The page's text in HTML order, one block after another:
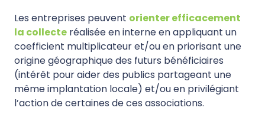
Les entreprises peuvent orienter efficacement
la collecte réalisée en interne en appliquant un
coefficient multiplicateur et/ou en priorisant une
origine géographique des futurs bénéficiaires
(intérêt pour aider des publics partageant une
même implantation locale) et/ou en privilégiant
l’action de certaines de ces associations.